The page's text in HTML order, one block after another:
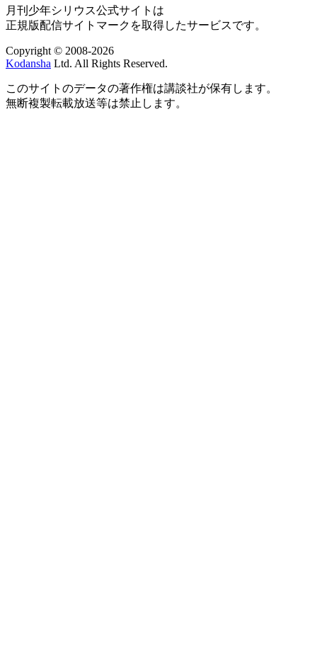
月刊少年シリウス公式サイトは
正規版配信サイトマークを取得したサービスです。
Copyright © 2008-2026
Kodansha Ltd. All Rights Reserved.
このサイトのデータの著作権は講談社が保有します。
無断複製転載放送等は禁止します。